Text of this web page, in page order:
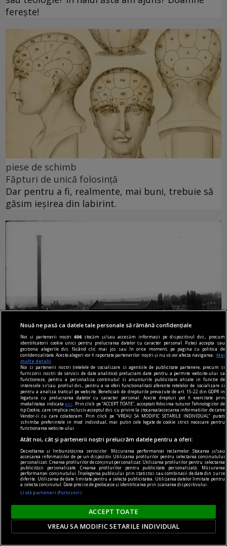
ferește!
piese de schimb
Făpturi de unică folosință
Dar pentru a fi, realmente, mai buni, trebuie să
găsim ieșirea din labirint.
piese de schimb
Poema centralei
Am găsit-o aici, montată de fostul proprietar, și
va împlini în curînd 22 de ani.
Ana Maria SANDU
Nouă ne pasă ca datele tale personale să rămână confidențiale
Noi și partenerii noștri606 stocăm și/sau accesăm informații pe dispozitivul dvs., precum
identificatorii cookie unici pentru prelucrarea datelor cu caracter personal. Puteți accepta sau
gestiona alegerile dvs. făcând clic mai jos sau în orice moment, pe pagina cu politica de
confidențialitate. Aceste alegeri vor fi raportate partenerilor noștri și nu vă vor afecta navigarea.
Mai
multe detalii
Noi si partenerii nostri (retelele de socializare si agentiile de publicitate partenere, precum si
furnizorii nostri de servicii de date analitice) prelucram date pentru a permite website-ului sa
functioneze, pentru a personaliza continutul si anunturile publicitare afisate in functie de
interesele si/sau profilul dvs., pentru a va oferi functionalitati aferente retelelor de socializare si
pentru a analiza traficul pe website. Beneficiati de drepturile prevazute de art. 15-22 din GDPR in
legatura cu prelucrarea datelor cu caracter personal. Aceste drepturi pot fi exercitate prin
modalitatea indicataaici
. Prin click pe “ACCEPT TOATE”, acceptati folosirea tuturor Tehnologiilor de
tip Cookie, care implica inclusiv acceptul dvs. cu privire la stocarea/accesarea informatiilor de catre
Vendor-ii cu care colaboram. Prin click pe “VREAU SA MODIFIC SETARILE INDIVIDUAL” puteti
schimba preferintele in mod individual, mai putin cele legate de cookie strict necesare pentru
functionarea website-ului.
Atât noi, cât și partenerii noștri prelucrăm datele pentru a oferi:
Dezvoltarea și îmbunătățirea serviciilor. Măsurarea performanței reclamelor. Stocarea și/sau
accesarea informațiilor de pe un dispozitiv. Utilizarea profilurilor pentru selectarea conținutului
personalizat. Crearea profilurilor de conținut personalizat. Utilizarea profilurilor pentru selectarea
publicității personalizate. Crearea profilurilor pentru publicitate personalizată. Măsurarea
performanței conținutului. Înțelegerea publicului prin statistici sau combinații de date din surse
diferite. Utilizarea de date limitate pentru a selecta publicitatea. Utilizarea datelor limitate pentru
a selecta conținutul. Date precise de geolocație și identificarea prin scanarea dispozitivului.
Listă parteneri (furnizori)
ACCEPT TOATE
VREAU SA MODIFIC SETARILE INDIVIDUAL